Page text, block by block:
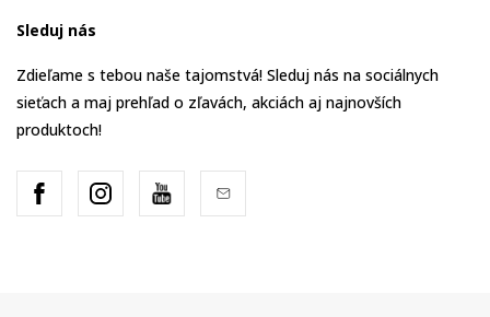
Sleduj nás
Zdieľame s tebou naše tajomstvá! Sleduj nás na sociálnych
sieťach a maj prehľad o zľavách, akciách aj najnovších
produktoch!